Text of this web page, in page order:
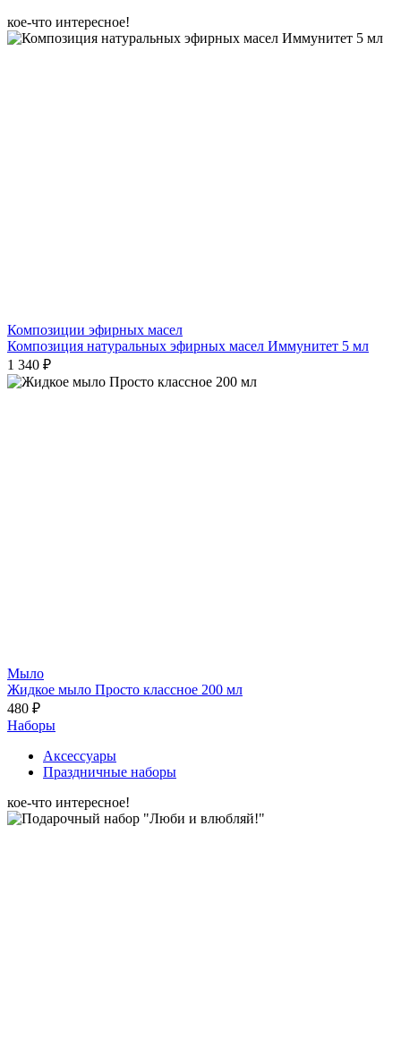
кое-что интересное!
Композиции эфирных масел
Композиция натуральных эфирных масел Иммунитет 5 мл
1 340 ₽
Мыло
Жидкое мыло Просто классное 200 мл
480 ₽
Наборы
Аксессуары
Праздничные наборы
кое-что интересное!